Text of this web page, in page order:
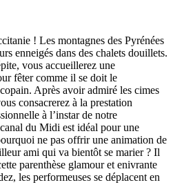
! Les montagnes des Pyrénées
enneigés dans des chalets douillets.
vous accueillerez une
fêter comme il se doit le
Après avoir admiré les cimes
consacrerez à la prestation
à l’instar de notre
du Midi est idéal pour une
ne pas offrir une animation de
ami qui va bientôt se marier ? Il
parenthèse glamour et enivrante
les performeuses se déplacent en